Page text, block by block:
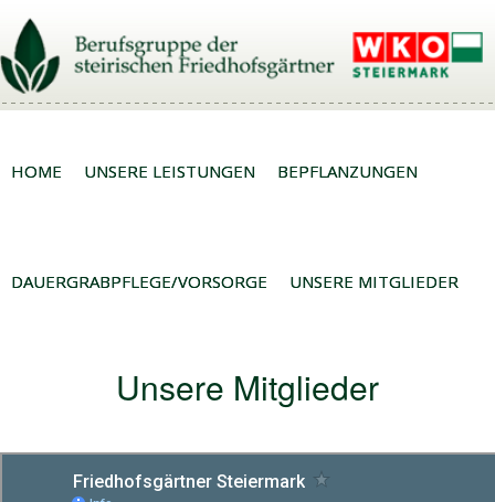
HOME UNSERE LEISTUNGEN BEPFLANZUNGEN
DAUERGRABPFLEGE/VORSORGE UNSERE MITGLIEDER
Unsere Mitglieder